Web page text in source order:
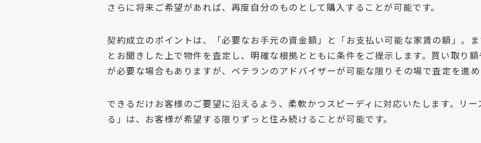
さらに将来ご希望があれば、再度自分のものとして購入することが可能です。
契約成立のポイントは、「必要なお手元の資金額」と「お支払い可能な家賃の額」。
とお聞きした上で物件を査定し、明確な根拠とともに条件をご提示します。買い取り
が必要な場合もありますが、ベテランのアドバイザーが可能な限りその場で査定を進め
できるだけお客様のご要望に沿えるよう、柔軟かつスピーディに対応いたします。リ
る」は、お客様が希望する限りずっと住み続けることが可能です。